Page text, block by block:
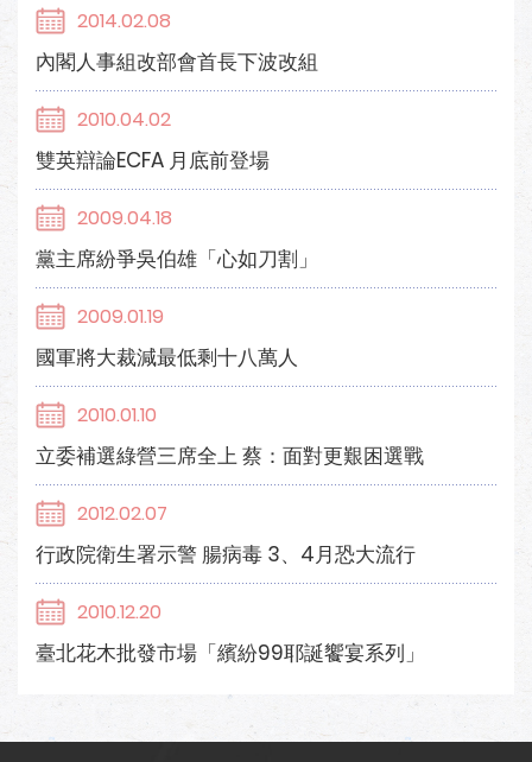
2014.02.08
內閣人事組改部會首長下波改組
2010.04.02
雙英辯論ECFA 月底前登場
2009.04.18
黨主席紛爭吳伯雄「心如刀割」
2009.01.19
國軍將大裁減最低剩十八萬人
2010.01.10
立委補選綠營三席全上 蔡：面對更艱困選戰
2012.02.07
行政院衛生署示警 腸病毒 3、4月恐大流行
2010.12.20
臺北花木批發市場「繽紛99耶誕饗宴系列」